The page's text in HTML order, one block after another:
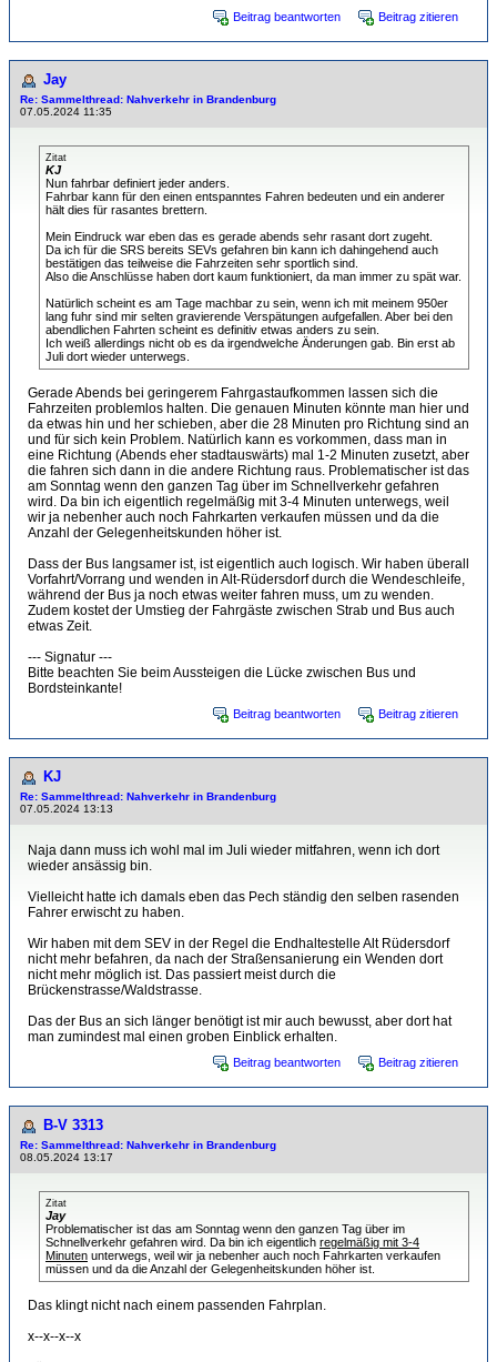
Beitrag beantworten Beitrag zitieren
Jay
Re: Sammelthread: Nahverkehr in Brandenburg
07.05.2024 11:35
Zitat
KJ
Nun fahrbar definiert jeder anders.
Fahrbar kann für den einen entspanntes Fahren bedeuten und ein anderer
hält dies für rasantes brettern.
Mein Eindruck war eben das es gerade abends sehr rasant dort zugeht.
Da ich für die SRS bereits SEVs gefahren bin kann ich dahingehend auch
bestätigen das teilweise die Fahrzeiten sehr sportlich sind.
Also die Anschlüsse haben dort kaum funktioniert, da man immer zu spät war.
Natürlich scheint es am Tage machbar zu sein, wenn ich mit meinem 950er
lang fuhr sind mir selten gravierende Verspätungen aufgefallen. Aber bei den
abendlichen Fahrten scheint es definitiv etwas anders zu sein.
Ich weiß allerdings nicht ob es da irgendwelche Änderungen gab. Bin erst ab
Juli dort wieder unterwegs.
Gerade Abends bei geringerem Fahrgastaufkommen lassen sich die
Fahrzeiten problemlos halten. Die genauen Minuten könnte man hier und
da etwas hin und her schieben, aber die 28 Minuten pro Richtung sind an
und für sich kein Problem. Natürlich kann es vorkommen, dass man in
eine Richtung (Abends eher stadtauswärts) mal 1-2 Minuten zusetzt, aber
die fahren sich dann in die andere Richtung raus. Problematischer ist das
am Sonntag wenn den ganzen Tag über im Schnellverkehr gefahren
wird. Da bin ich eigentlich regelmäßig mit 3-4 Minuten unterwegs, weil
wir ja nebenher auch noch Fahrkarten verkaufen müssen und da die
Anzahl der Gelegenheitskunden höher ist.
Dass der Bus langsamer ist, ist eigentlich auch logisch. Wir haben überall
Vorfahrt/Vorrang und wenden in Alt-Rüdersdorf durch die Wendeschleife,
während der Bus ja noch etwas weiter fahren muss, um zu wenden.
Zudem kostet der Umstieg der Fahrgäste zwischen Strab und Bus auch
etwas Zeit.
--- Signatur ---
Bitte beachten Sie beim Aussteigen die Lücke zwischen Bus und
Bordsteinkante!
Beitrag beantworten Beitrag zitieren
KJ
Re: Sammelthread: Nahverkehr in Brandenburg
07.05.2024 13:13
Naja dann muss ich wohl mal im Juli wieder mitfahren, wenn ich dort
wieder ansässig bin.
Vielleicht hatte ich damals eben das Pech ständig den selben rasenden
Fahrer erwischt zu haben.
Wir haben mit dem SEV in der Regel die Endhaltestelle Alt Rüdersdorf
nicht mehr befahren, da nach der Straßensanierung ein Wenden dort
nicht mehr möglich ist. Das passiert meist durch die
Brückenstrasse/Waldstrasse.
Das der Bus an sich länger benötigt ist mir auch bewusst, aber dort hat
man zumindest mal einen groben Einblick erhalten.
Beitrag beantworten Beitrag zitieren
B-V 3313
Re: Sammelthread: Nahverkehr in Brandenburg
08.05.2024 13:17
Zitat
Jay
Problematischer ist das am Sonntag wenn den ganzen Tag über im
Schnellverkehr gefahren wird. Da bin ich eigentlich regelmäßig mit 3-4
Minuten unterwegs, weil wir ja nebenher auch noch Fahrkarten verkaufen
müssen und da die Anzahl der Gelegenheitskunden höher ist.
Das klingt nicht nach einem passenden Fahrplan.
x--x--x--x